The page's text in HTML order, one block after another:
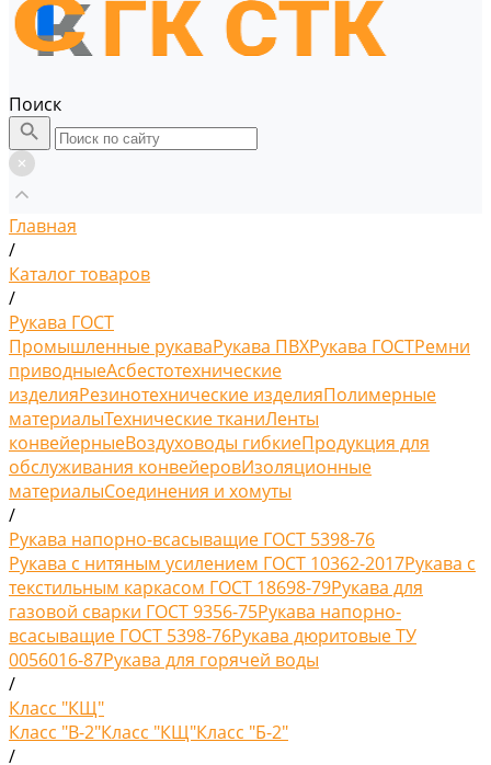
Поиск
Главная
/
Каталог товаров
/
Рукава ГОСТ
Промышленные рукаваРукава ПВХРукава ГОСТРемни
приводныеАсбестотехнические
изделияРезинотехнические изделияПолимерные
материалыТехнические тканиЛенты
конвейерныеВоздуховоды гибкиеПродукция для
обслуживания конвейеровИзоляционные
материалыСоединения и хомуты
/
Рукава напорно-всасыващие ГОСТ 5398-76
Рукава с нитяным усилением ГОСТ 10362-2017Рукава с
текстильным каркасом ГОСТ 18698-79Рукава для
газовой сварки ГОСТ 9356-75Рукава напорно-
всасыващие ГОСТ 5398-76Рукава дюритовые ТУ
0056016-87Рукава для горячей воды
/
Класс "КЩ"
Класс "В-2"Класс "КЩ"Класс "Б-2"
/